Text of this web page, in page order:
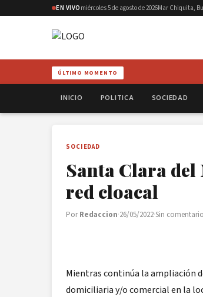
EN VIVO miércoles 5 de agosto de 2026Mar Chiquita,
ÚLTIMO MOMENTO
INICIO POLITICA SOCIEDAD
SOCIEDAD
Santa Clara del
red cloacal
PorRedaccion·26/05/2022·Sin
Mientras continúa la ampliación
domiciliaria y/o comercial en la